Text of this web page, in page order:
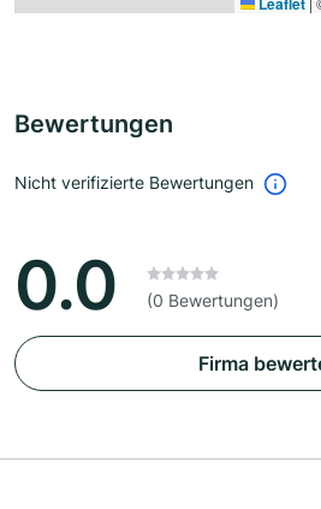
Bewertungen
Nicht verifizierte Bewertungen
0.0 (0 Bewertungen)
Firma